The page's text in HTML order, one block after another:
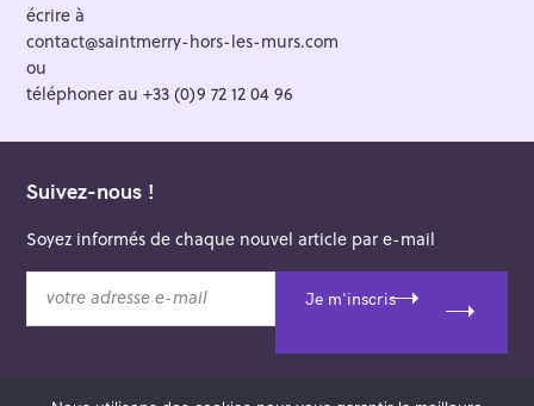
écrire à
contact@saintmerry-hors-les-murs.com
ou
téléphoner au +33 (0)9 72 12 04 96
Suivez-nous !
Soyez informés de chaque nouvel article par e-mail
t
Je m'inscris